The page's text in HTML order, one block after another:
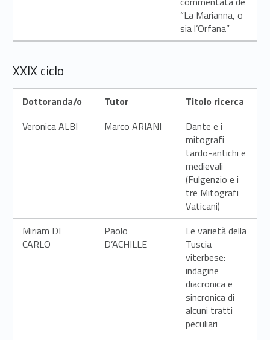
“La Marianna, o
sia l’Orfana”
XXIX ciclo
Dottoranda/o Tutor
Titolo ricerca
Veronica ALBI
Marco ARIANI
Dante e i
mitografi
tardo-antichi e
medievali
(Fulgenzio e i
tre Mitografi
Vaticani)
Miriam DI
CARLO
Paolo
D’ACHILLE
Le varietà della
Tuscia
viterbese:
indagine
diacronica e
sincronica di
alcuni tratti
peculiari